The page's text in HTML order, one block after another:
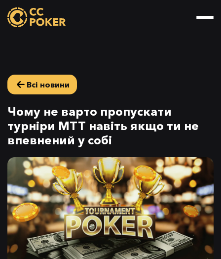
Всі новини
Чому не варто пропускати
турніри МТТ навіть якщо ти не
впевнений у собі